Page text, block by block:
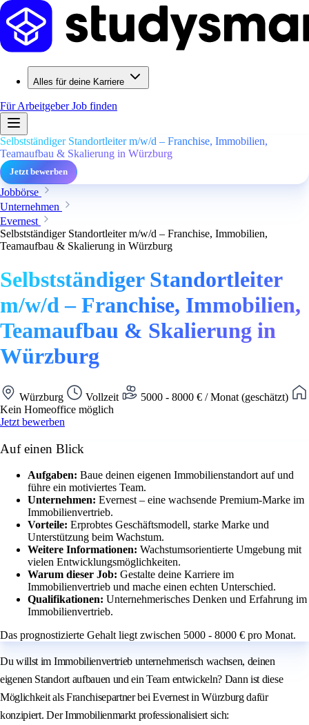
Alles für deine Karriere
Für ArbeitgeberJob finden
Selbstständiger Standortleiter m/w/d – Franchise, Immobilien,
Teamaufbau & Skalierung in Würzburg
Jetzt bewerben
Jobbörse
Unternehmen
Evernest
Selbstständiger Standortleiter m/w/d – Franchise, Immobilien,
Teamaufbau & Skalierung in Würzburg
Selbstständiger Standortleiter
m/w/d – Franchise, Immobilien,
Teamaufbau & Skalierung in
Würzburg
Würzburg Vollzeit
5000 - 8000 € / Monat (geschätzt)
Kein Homeoffice möglich
Jetzt bewerben
Auf einen Blick
Aufgaben: Baue deinen eigenen Immobilienstandort auf und
führe ein motiviertes Team.
Unternehmen: Evernest – eine wachsende Premium-Marke im
Immobilienvertrieb.
Vorteile: Erprobtes Geschäftsmodell, starke Marke und
Unterstützung beim Wachstum.
Weitere Informationen: Wachstumsorientierte Umgebung mit
vielen Entwicklungsmöglichkeiten.
Warum dieser Job: Gestalte deine Karriere im
Immobilienvertrieb und mache einen echten Unterschied.
Qualifikationen: Unternehmerisches Denken und Erfahrung im
Immobilienvertrieb.
Das prognostizierte Gehalt liegt zwischen 5000 - 8000 € pro Monat.
Du willst im Immobilienvertrieb unternehmerisch wachsen, deinen
eigenen Standort aufbauen und ein Team entwickeln? Dann ist diese
Möglichkeit als Franchisepartner bei Evernest in Würzburg dafür
konzipiert. Der Immobilienmarkt professionalisiert sich: